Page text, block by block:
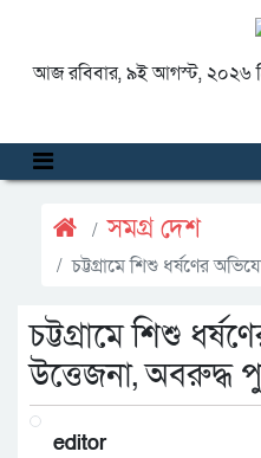
আজ রবিবার, ৯ই আগস্ট, ২০২৬
সমগ্র দেশ
চট্টগ্রামে শিশু ধর্ষণের
চট্টগ্রামে শিশু
উত্তেজনা, অবরুদ্ধ
editor